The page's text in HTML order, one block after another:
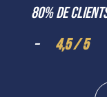
80% de
–
4,5 / 5